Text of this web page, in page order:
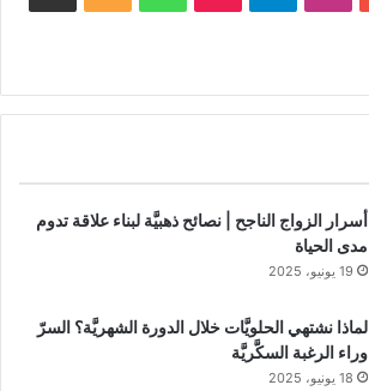
أسرار الزواج الناجح | نصائح ذهبيَّة لبناء علاقة تدوم
مدى الحياة
19 يونيو، 2025
لماذا نشتهي الحلويَّات خلال الدورة الشهريَّة؟ السرّ
وراء الرغبة السكَّريَّة
18 يونيو، 2025